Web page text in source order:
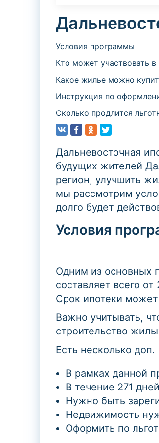
Условия программы
Кто может участвовать
Какое жилье можно
Инструкция по
Сколько продлится
Дальневосточная
будущих жителей
регион, улучшить
мы рассмотрим
долго будет
Условия
Одним из основных
составляет всего
Срок ипотеки может
Важно учитывать,
строительство
Есть несколько доп.
В рамках данной
В течение 271
Нужно быть
Недвижимость
Оформить по